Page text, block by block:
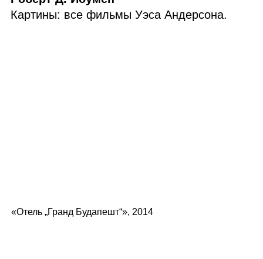
Картины: все фильмы Уэса Андерсона.
«Отель „Гранд Будапешт“», 2014